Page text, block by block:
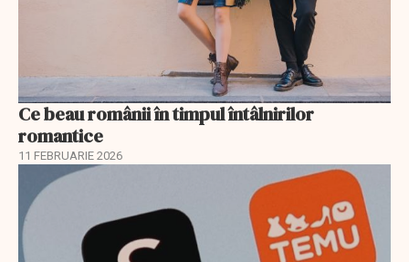
Ce beau românii în timpul întâlnirilor
romantice
11 FEBRUARIE 2026